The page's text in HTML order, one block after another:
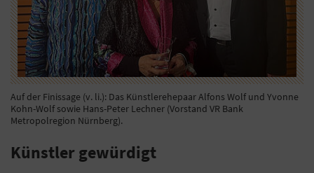
Auf der Finissage (v. li.): Das Künstlerehepaar Alfons Wolf und Yvonne
Kohn-Wolf sowie Hans-Peter Lechner (Vorstand VR Bank
Metropolregion Nürnberg).
Künstler gewürdigt